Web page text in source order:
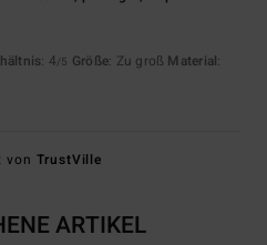
: 4/5 Größe: Zu groß Material:
von TrustVille
ARTIKEL